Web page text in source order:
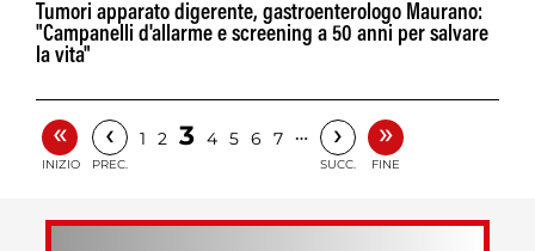
Tumori apparato digerente, gastroenterologo Maurano:
"Campanelli d'allarme e screening a 50 anni per salvare
la vita"
«
INIZIO
‹
PREC.
1 2 3 4 5 6 7 … ›
SUCC.
»
FINE